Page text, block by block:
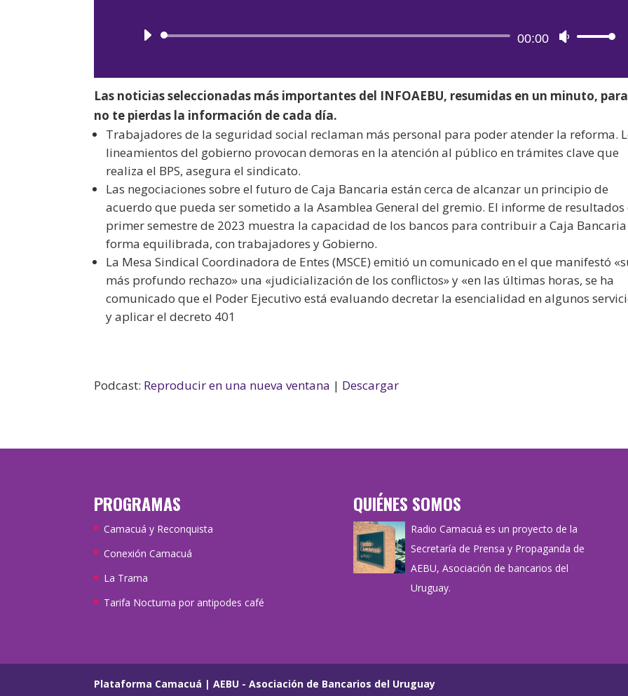
Reproductor
audio
00:00
Utiliza
teclas
de
arriba/
para
o
disminuir
Las noticias seleccionadas más importantes del INFOAEBU, resumidas en un minuto,
no te pierdas la información de cada día.
Trabajadores de la seguridad social reclaman más personal para poder atender la reforma.
lineamientos del gobierno provocan demoras en la atención al público en trámites clave que
realiza el BPS, asegura el sindicato.
Las negociaciones sobre el futuro de Caja Bancaria están cerca de alcanzar un principio de
acuerdo que pueda ser sometido a la Asamblea General del gremio. El informe de resultados
primer semestre de 2023 muestra la capacidad de los bancos para contribuir a Caja Bancaria
forma equilibrada, con trabajadores y Gobierno.
La Mesa Sindical Coordinadora de Entes (MSCE) emitió un comunicado en el que manifestó
más profundo rechazo» una «judicialización de los conflictos» y «en las últimas horas, se ha
comunicado que el Poder Ejecutivo está evaluando decretar la esencialidad en algunos
y aplicar el decreto 401
Podcast: Reproducir en una nueva ventana | Descargar
PROGRAMAS
Camacuá y Reconquista
Conexión Camacuá
La Trama
Tarifa Nocturna por antipodes café
QUIÉNES SOMOS
Radio Camacuá es un proyecto de la
Secretaría de Prensa y Propaganda de
AEBU, Asociación de bancarios del
Uruguay.
Plataforma Camacuá |AEBU - Asociación de Bancarios del Uruguay